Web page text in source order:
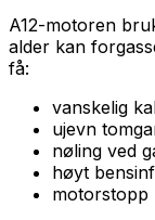
A12-motoren
alder kan
få:
vanskelig
ujevn
nøling ved
høyt
motorstopp